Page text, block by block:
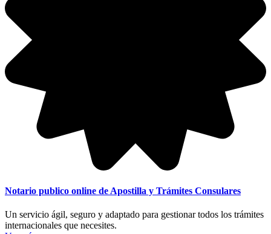
Notario publico online de Apostilla y Trámites Consulares
Un servicio ágil, seguro y adaptado para gestionar todos los trámites
internacionales que necesites.